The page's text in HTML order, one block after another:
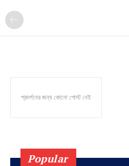
প্রদর্শনের জন্য কোনো পোস্ট নেই
Popular